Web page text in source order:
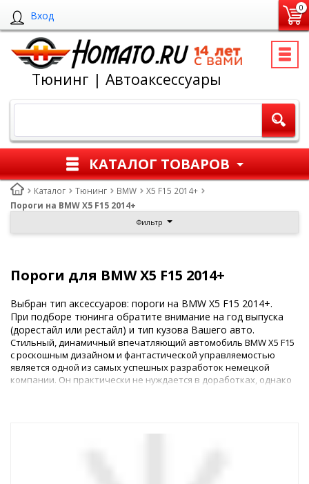
Вход
0
Тюнинг | Автоаксессуары
КАТАЛОГ ТОВАРОВ
Каталог Тюнинг BMW
X5 F15 2014+
Пороги на BMW X5 F15 2014+
Фильтр
Пороги для BMW X5 F15 2014+
Выбран тип аксессуаров: пороги на BMW X5 F15 2014+.
При подборе тюнинга обратите внимание на год выпуска
(дорестайл или рестайл) и тип кузова Вашего авто.
Стильный, динамичный впечатляющий автомобиль BMW X5 F15
с роскошным дизайном и фантастической управляемостью
является одной из самых успешных разработок немецкой
компании. Он практически не нуждается в доработках, однако